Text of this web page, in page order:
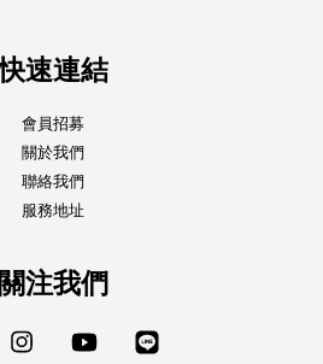
速連結
會員招募
關於我們
聯絡我們
服務地址
關注我們
Instagram YouTube